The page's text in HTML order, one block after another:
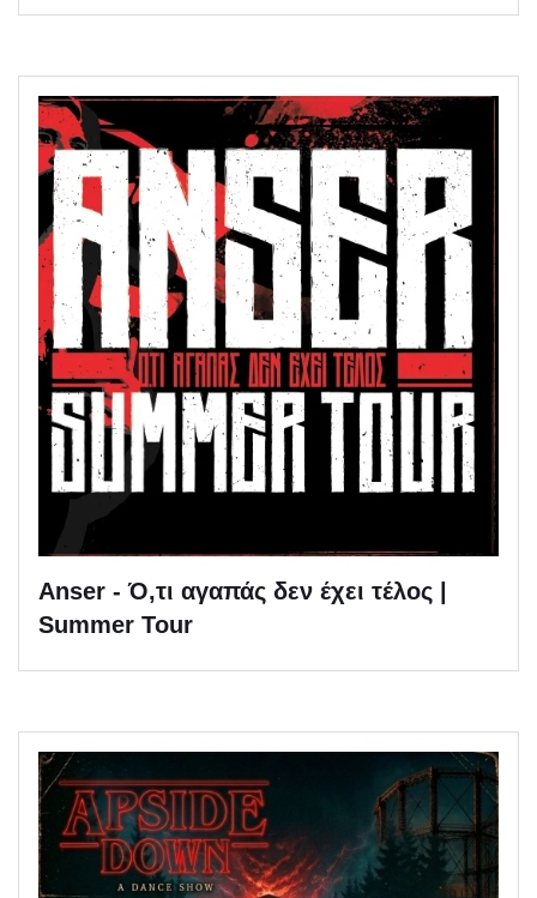
Anser - Ό,τι αγαπάς δεν έχει τέλος |
Summer Tour